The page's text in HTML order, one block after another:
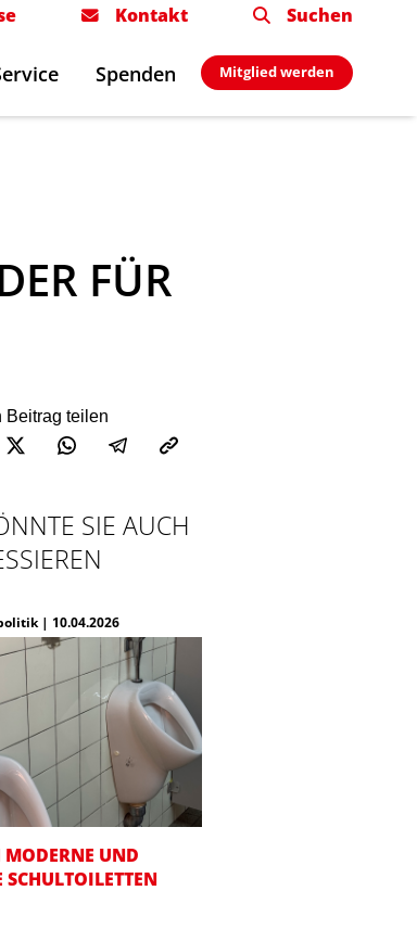
Kontakt Suchen
Spenden Mitglied werden
FÜR
Beitrag teilen
SIE AUCH
| 10.04.2026
MODERNE UND
SCHULTOILETTEN